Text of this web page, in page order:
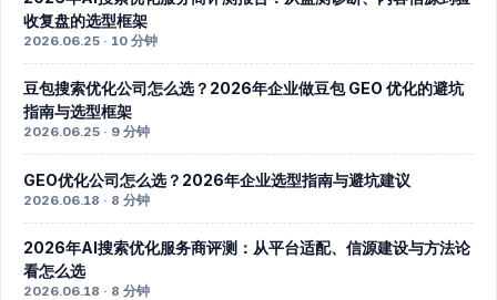
收复盘的选型框架
2026.06.25 · 10 分钟
豆包搜索优化公司怎么选？2026年企业做豆包 GEO 优化的避坑
指南与选型框架
2026.06.25 · 9 分钟
GEO优化公司怎么选？2026年企业选型指南与避坑建议
2026.06.18 · 8 分钟
2026年AI搜索优化服务商评测：从平台适配、信源建设与方法论
看怎么选
2026.06.18 · 8 分钟